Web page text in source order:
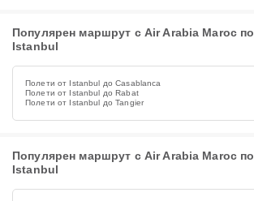
Популярен маршрут с Air Arabia Maroc
Istanbul
Полети от Istanbul до Casablanca
Полети от Istanbul до Rabat
Полети от Istanbul до Tangier
Популярен маршрут с Air Arabia Maroc
Istanbul